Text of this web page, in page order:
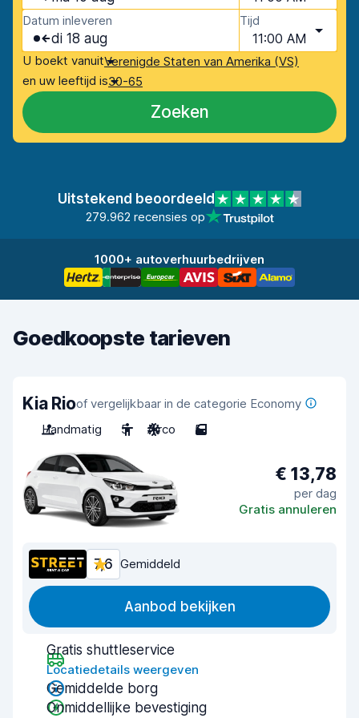
Datum inleveren
di 18 aug
Tijd
11:00 AM
U boekt vanuitVerenigde Staten van Amerika (VS)
en uw leeftijd is30-65
Zoeken
Uitstekend beoordeeld
279.962 recensies op
1000+ autoverhuurbedrijven
Goedkoopste tarieven
Kia Rioof vergelijkbaar in de categorie Economy
Handmatig
5 Airco 5
€ 13,78
per dag
Gratis annuleren
7,6 Gemiddeld
Aanbod bekijken
Gratis shuttleservice
Locatiedetails weergeven
Gemiddelde borg
Onmiddellijke bevestiging